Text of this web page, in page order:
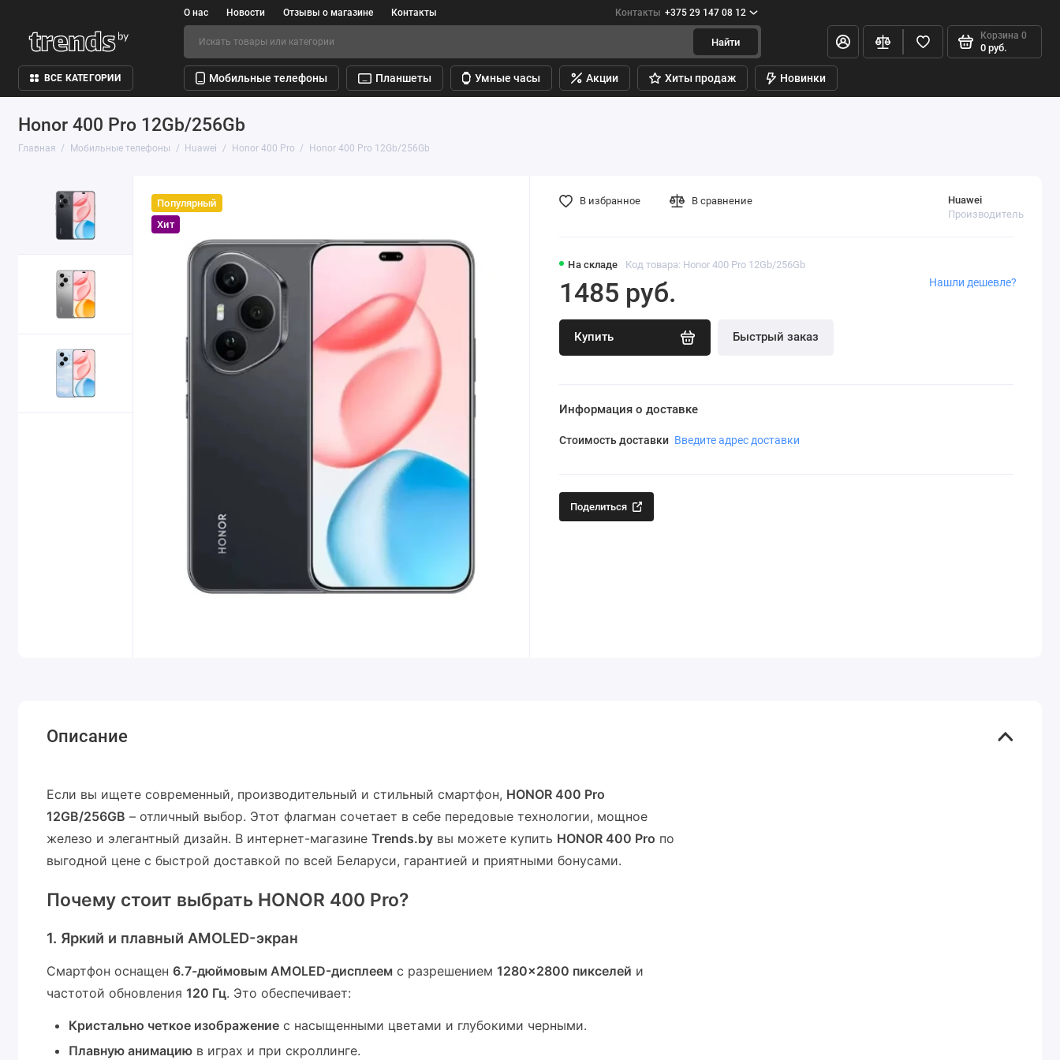
О нас Новости Отзывы о магазине Контакты Контакты +375 29 147 08 12
Найти
Корзина 0
0 руб.
ВСЕ КАТЕГОРИИ Мобильные телефоны Планшеты Умные часы Акции Хиты продаж Новинки
Honor 400 Pro 12Gb/256Gb
Главная Мобильные телефоны Huawei Honor 400 Pro Honor 400 Pro 12Gb/256Gb
Популярный
Хит
На складе Код товара: Honor 400 Pro 12Gb/256Gb
Huawei
Производитель
1485 руб.
Купить Быстрый заказ
Нашли дешевле?
В избранное В сравнение
Информация о доставке
Стоимость доставки Введите адрес доставки
Поделиться
Описание
Если вы ищете современный, производительный и стильный смартфон, HONOR 400 Pro
12GB/256GB – отличный выбор. Этот флагман сочетает в себе передовые технологии, мощное
железо и элегантный дизайн. В интернет-магазинеTrends.by вы можете купить HONOR 400 Pro по
выгодной цене с быстрой доставкой по всей Беларуси, гарантией и приятными бонусами.
Почему стоит выбрать HONOR 400 Pro?
1. Яркий и плавный AMOLED-экран
Смартфон оснащен6.7-дюймовым AMOLED-дисплеем с разрешением1280×2800 пикселей и
частотой обновления120 Гц. Это обеспечивает:
Кристально четкое изображениес насыщенными цветами и глубокими черными.
Плавную анимациюв играх и при скроллинге.